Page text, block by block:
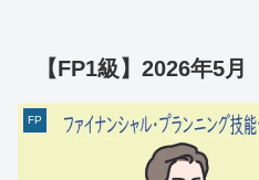
【FP1級】2026年5月
FP